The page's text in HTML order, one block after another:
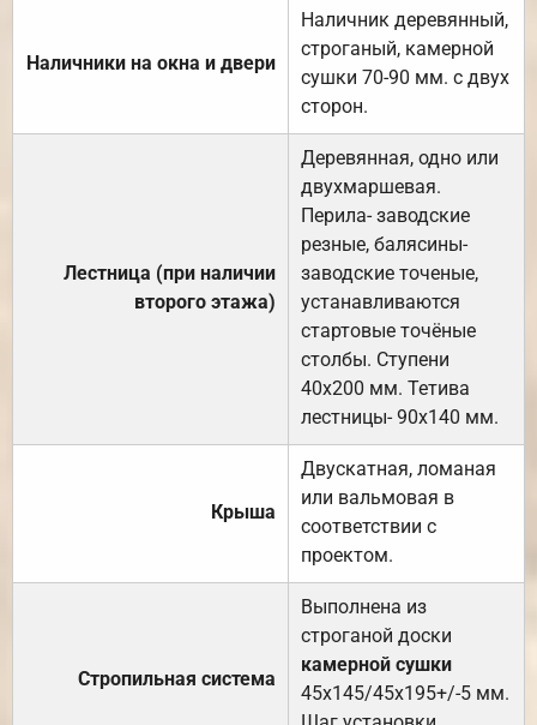
Наличники на окна и двери
Наличник деревянный,
строганый, камерной
сушки 70-90 мм. с двух
сторон.
Лестница (при наличии
второго этажа)
Деревянная, одно или
двухмаршевая.
Перила- заводские
резные, балясины-
заводские точеные,
устанавливаются
стартовые точёные
столбы. Ступени
40х200 мм. Тетива
лестницы- 90х140 мм.
Крыша
Двускатная, ломаная
или вальмовая в
соответствии с
проектом.
Стропильная система
Выполнена из
строганой доски
камерной сушки
45х145/45х195+/-5 мм.